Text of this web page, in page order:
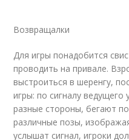
Возвращалки
Для игры понадобится
проводить на привале.
выстроиться в шеренгу,
игры: по сигналу ведущего
разные стороны, бегают
различные позы,
услышат сигнал, игроки